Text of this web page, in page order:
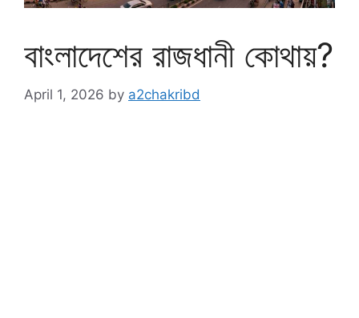
বাংলাদেশের রাজধানী কোথায়?
April 1, 2026 by a2chakribd